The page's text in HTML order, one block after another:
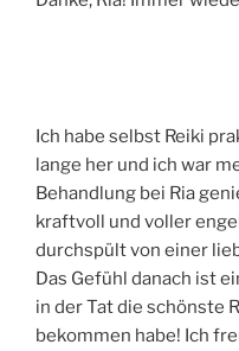
Ich habe selbst Reiki
lange her und ich war
Behandlung bei Ria
kraftvoll und voller
durchspült von einer
Das Gefühl danach ist
in der Tat die schönste
bekommen habe! Ich